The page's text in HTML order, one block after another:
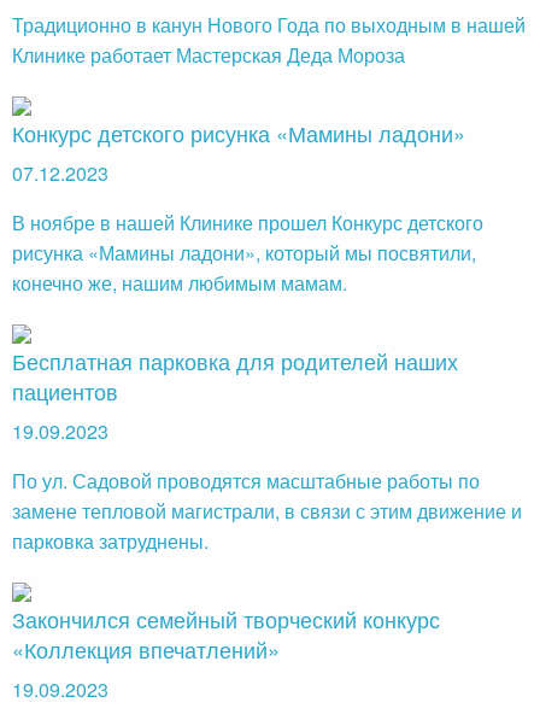
Традиционно в канун Нового Года по выходным в нашей
Клинике работает Мастерская Деда Мороза
Конкурс детского рисунка «Мамины ладони»
07.12.2023
В ноябре в нашей Клинике прошел Конкурс детского
рисунка «Мамины ладони», который мы посвятили,
конечно же, нашим любимым мамам.
Бесплатная парковка для родителей наших
пациентов
19.09.2023
По ул. Садовой проводятся масштабные работы по
замене тепловой магистрали, в связи с этим движение и
парковка затруднены.
Закончился семейный творческий конкурс
«Коллекция впечатлений»
19.09.2023